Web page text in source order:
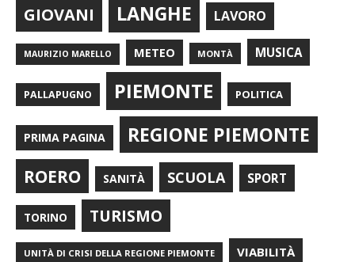
GIOVANI LANGHE LAVORO
MAURIZIO MARELLO METEO MONTÀ MUSICA
PALLAPUGNO PIEMONTE POLITICA
PRIMA PAGINA REGIONE PIEMONTE
ROERO SANITÀ SCUOLA SPORT
TORINO TURISMO
UNITÀ DI CRISI DELLA REGIONE PIEMONTE VIABILITÀ